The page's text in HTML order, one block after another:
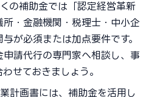
の補助金では「認定経営革新
・金融機関・税理士・中小企
が必須または加点要件です。
請代行の専門家へ相談し、事
せておきましょう。
計画書には、補助金を活用し